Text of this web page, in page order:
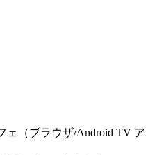
ェ（ブラウザ/Android TV ア